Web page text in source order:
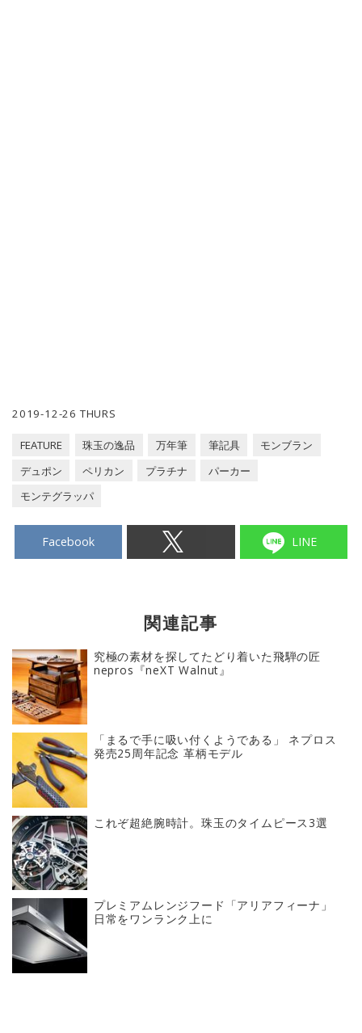
2019-12-26 THURS
FEATURE 珠玉の逸品 万年筆 筆記具
モンブラン
デュポン
ペリカン プラチナ
パーカー
モンテグラッパ
Facebook LINE
関連記事
究極の素材を探してたどり着いた飛騨の匠
nepros『neXT Walnut』
「まるで手に吸い付くようである」 ネプロス
発売25周年記念 革柄モデル
これぞ超絶腕時計。珠玉のタイムピース3選
プレミアムレンジフード「アリアフィーナ」
日常をワンランク上に